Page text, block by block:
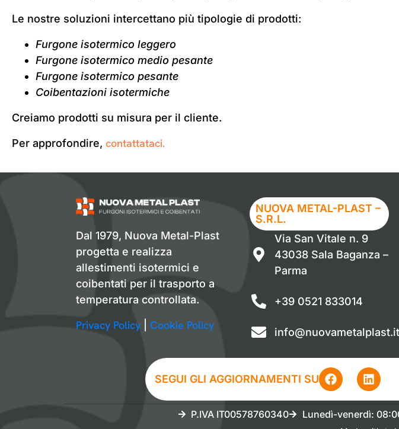
Le nostre soluzioni intercettano più tipologie di prodotti:
Furgone isotermico leggero
Furgone isotermico medio pesante
Furgone isotermico pesante
Coibentazioni isotermiche
Creiamo prodotti su misura per il cliente.
Per approfondire, contattataci.
Dal 1979, Nuova Metal-Plast
progetta e realizza
allestimenti isotermici e
coibentati per il trasporto a
temperatura controllata.
Privacy Policy Cookie Policy
NUOVA METAL-PLAST –
S.R.L.
Via San Vitale n. 9
43038 Sala Baganza –
Parma
+39 0521 833014
info@nuovametalplast.it
SEGUI GLI AGGIORNAMENTI SU
P.IVA IT00578760340 Lunedì-venerdì: